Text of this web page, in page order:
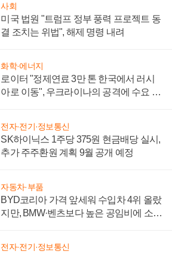
사회
미국 법원 "트럼프 정부 풍력 프로젝트 동
결 조치는 위법", 해제 명령 내려
화학·에너지
로이터 "정제연료 3만 톤 한국에서 러시
아로 이동", 우크라이나의 공격에 수요 늘
전자·전기·정보통신
SK하이닉스 1주당 375원 현금배당 실시,
추가 주주환원 계획 9월 공개 예정
자동차·부품
BYD코리아 가격 앞세워 수입차 4위 올랐
지만, BMW·벤츠보다 높은 공임비에 소비
전자·전기·정보통신